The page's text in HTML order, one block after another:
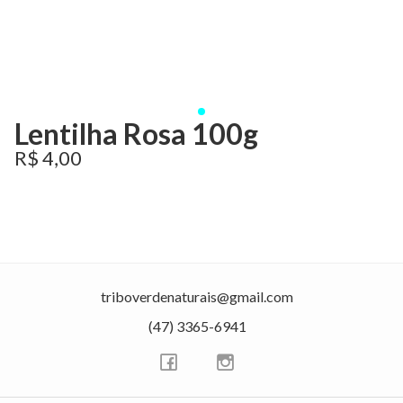
Lentilha Rosa 100g
R$ 4,00
triboverdenaturais@gmail.com
(47) 3365-6941